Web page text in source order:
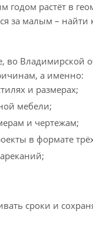
растёт в
за малым – найти
во
а именно:
и размерах;
мебели;
и чертежам;
в формате
сроки и